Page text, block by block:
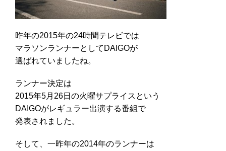
昨年の2015年の24時間テレビでは
マラソンランナーとしてDAIGOが
選ばれていましたね。
ランナー決定は
2015年5月26日の火曜サプライスという
DAIGOがレギュラー出演する番組で
発表されました。
そして、一昨年の2014年のランナーは